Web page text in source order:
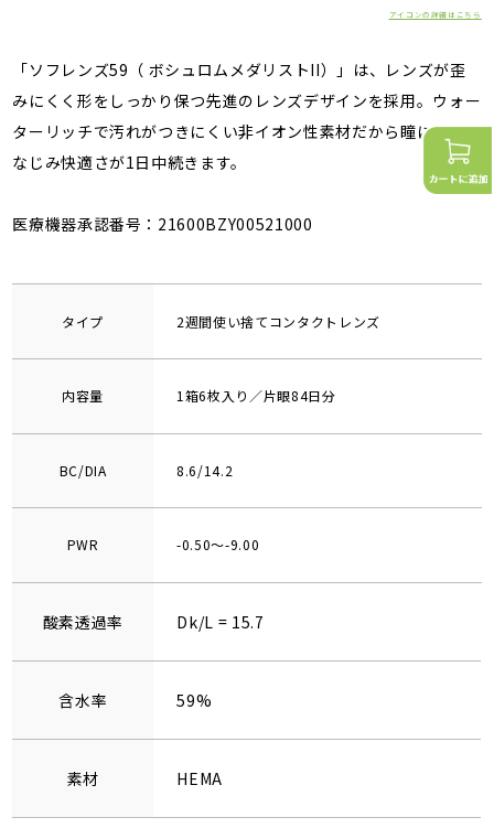
アイコンの詳細はこちら
「ソフレンズ59（ ボシュロムメダリストII）」は、レンズが歪
みにくく形をしっかり保つ先進のレンズデザインを採用。ウォー
ターリッチで汚れがつきにくい非イオン性素材だから瞳にすっと
なじみ快適さが1日中続きます。
医療機器承認番号：21600BZY00521000
タイプ 2週間使い捨てコンタクトレンズ
内容量 1箱6枚入り／片眼84日分
BC/DIA 8.6/14.2
PWR -0.50～-9.00
酸素透過率 Dk/L = 15.7
含水率 59%
素材 HEMA